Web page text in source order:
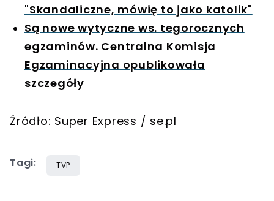
"Skandaliczne, mówię to jako katolik"
Są nowe wytyczne ws. tegorocznych
egzaminów. Centralna Komisja
Egzaminacyjna opublikowała
szczegóły
Źródło: Super Express / se.pl
Tagi: TVP